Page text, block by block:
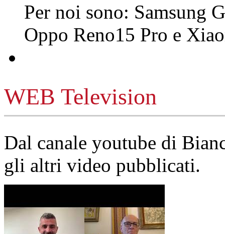
Per noi sono: Samsung
Oppo Reno15 Pro e
WEB Television
Dal canale youtube di
gli altri video pubblicati.